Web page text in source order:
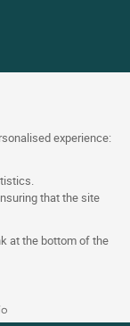
experience:
that the site
at the bottom of the